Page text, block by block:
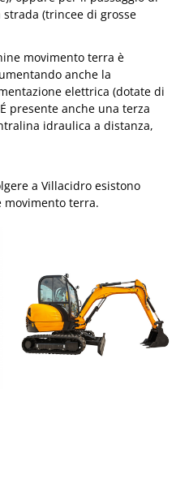
(trincee di grosse
movimento terra è
anche la
elettrica (dotate di
presente anche una terza
idraulica a distanza,
a Villacidro esistono
movimento terra.